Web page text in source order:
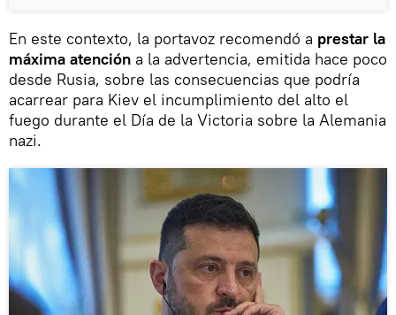
En este contexto, la portavoz recomendó a prestar la
máxima atención a la advertencia, emitida hace poco
desde Rusia, sobre las consecuencias que podría
acarrear para Kiev el incumplimiento del alto el
fuego durante el Día de la Victoria sobre la Alemania
nazi.